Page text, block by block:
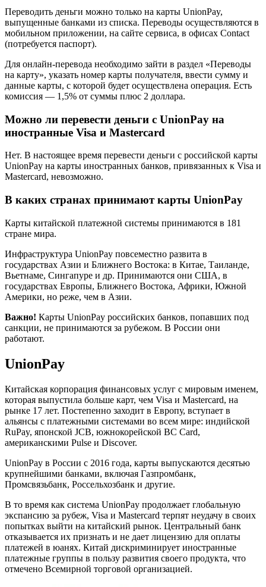
Переводить деньги можно только на карты UnionPay,
выпущенные банками из списка. Переводы осуществляются в
мобильном приложении, на сайте сервиса, в офисах Contact
(потребуется паспорт).
Для онлайн-перевода необходимо зайти в раздел «Переводы
на карту», указать номер карты получателя, ввести сумму и
данные карты, с которой будет осуществлена операция. Есть
комиссия — 1,5% от суммы плюс 2 доллара.
Можно ли перевести деньги с UnionPay на
иностранные Visa и Mastercard
Нет. В настоящее время перевести деньги с российской карты
UnionPay на карты иностранных банков, привязанных к Visa и
Mastercard, невозможно.
В каких странах принимают карты UnionPay
Карты китайской платежной системы принимаются в 181
стране мира.
Инфраструктура UnionPay повсеместно развита в
государствах Азии и Ближнего Востока: в Китае, Таиланде,
Вьетнаме, Сингапуре и др. Принимаются они США, в
государствах Европы, Ближнего Востока, Африки, Южной
Америки, но реже, чем в Азии.
Важно! Карты UnionPay российских банков, попавших под
санкции, не принимаются за рубежом. В России они
работают.
UnionPay
Китайская корпорация финансовых услуг с мировым именем,
которая выпустила больше карт, чем Visa и Mastercard, на
рынке 17 лет. Постепенно заходит в Европу, вступает в
альянсы с платежными системами во всем мире: индийской
RuPay, японской JCB, южнокорейской BC Card,
американскими Pulse и Discover.
UnionPay в России с 2016 года, карты выпускаются десятью
крупнейшими банками, включая Газпромбанк,
Промсвязьбанк, Россельхозбанк и другие.
В то время как система UnionPay продолжает глобальную
экспансию за рубеж, Visa и Mastercard терпят неудачу в своих
попытках выйти на китайский рынок. Центральный банк
отказывается их признать и не дает лицензию для оплаты
платежей в юанях. Китай дискриминирует иностранные
платежные группы в пользу развития своего продукта, что
отмечено Всемирной торговой организацией.